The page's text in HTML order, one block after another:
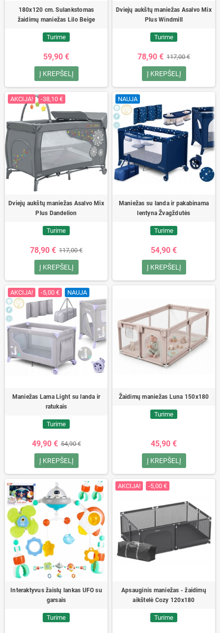
180x120 cm. Sulankstomas
žaidimų maniežas Lilo Beige
Turime
59,90 €
Į KREPŠELĮ
Dviejų aukštų maniežas Asalvo Mix
Plus Windmill
Turime
78,90 € 117,00 €
Į KREPŠELĮ
AKCIJA! -38,10 €
Dviejų aukštų maniežas Asalvo Mix
Plus Dandelion
Turime
78,90 € 117,00 €
Į KREPŠELĮ
NAUJA
Maniežas su landa ir pakabinama
lentyna Žvagždutės
Turime
54,90 €
Į KREPŠELĮ
AKCIJA! -5,00 € NAUJA
Maniežas Lama Light su landa ir
ratukais
Turime
49,90 € 54,90 €
Į KREPŠELĮ
Žaidimų maniežas Luna 150x180
Turime
45,90 €
Į KREPŠELĮ
Interaktyvus žaislų lankas UFO su
garsais
Turime
AKCIJA! -5,00 €
Apsauginis maniežas - žaidimų
aikštelė Cozy 120x180
Turime